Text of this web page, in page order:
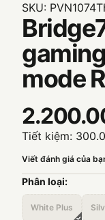
mode
SKU: PVN1074
Tiết kiệm:
Viết đánh giá của
Phân loại:
White Plus